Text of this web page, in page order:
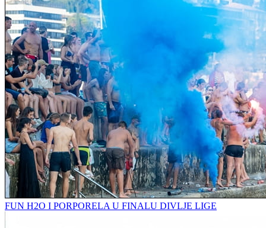
FUN H2O I PORPORELA U FINALU DIVLJE LIGE